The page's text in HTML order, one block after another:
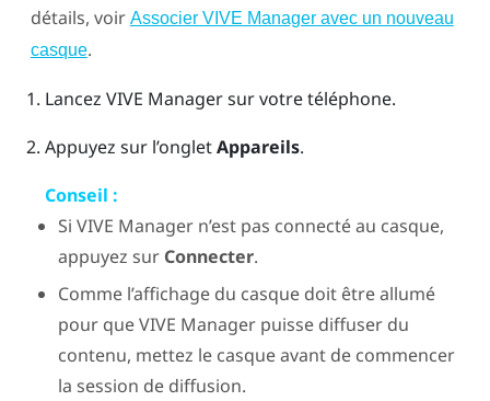
détails, voir Associer VIVE Manager avec un nouveau
casque.
Lancez VIVE Managersur votre téléphone.
Appuyez sur l’ongletAppareils.
Conseil :
SiVIVE Manager n’est pas connecté au casque,
appuyez sur Connecter.
Comme l’affichage du casque doit être allumé
pour queVIVE Manager puisse diffuser du
contenu, mettez le casque avant de commencer
la session de diffusion.